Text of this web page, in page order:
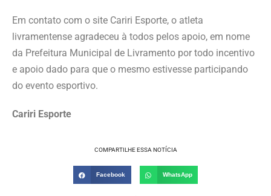
Em contato com o site Cariri Esporte, o atleta
livramentense agradeceu à todos pelos apoio, em nome
da Prefeitura Municipal de Livramento por todo incentivo
e apoio dado para que o mesmo estivesse participando
do evento esportivo.
Cariri Esporte
COMPARTILHE ESSA NOTÍCIA
Facebook WhatsApp